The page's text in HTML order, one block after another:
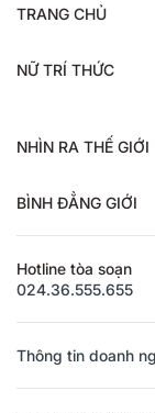
TRANG CHỦ
NỮ TRÍ THỨC
NHÌN RA THẾ GIỚI
BÌNH ĐẲNG GIỚI
Hotline tòa soạn
024.36.555.655
Thông tin doanh